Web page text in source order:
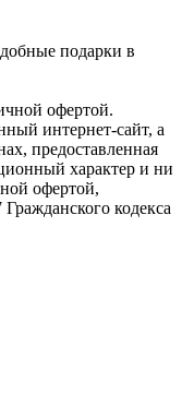
подарки в
офертой.
интернет-сайт, а
предоставленная
характер и ни
офертой,
кодекса